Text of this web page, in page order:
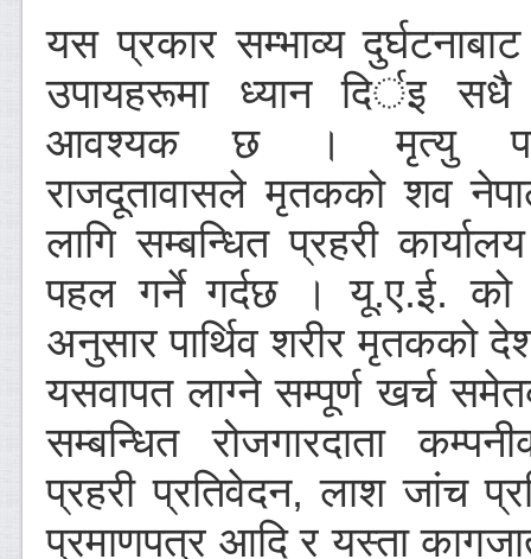
यस प्रकार सम्भाव्य
उपायहरूमा ध्यान दिर्इ
आवश्यक छ । मृत्यु
राजदूतावासले मृतकको शव
लागि सम्बन्धित प्रहरी
पहल गर्ने गर्दछ । यू.ए.ई.
अनुसार पार्थिव शरीर मृतकको
यसवापत लाग्ने सम्पूर्ण खर्च
सम्बन्धित रोजगारदाता
प्रहरी प्रतिवेदन, लाश जांच
प्रमाणपत्र आदि र यस्ता